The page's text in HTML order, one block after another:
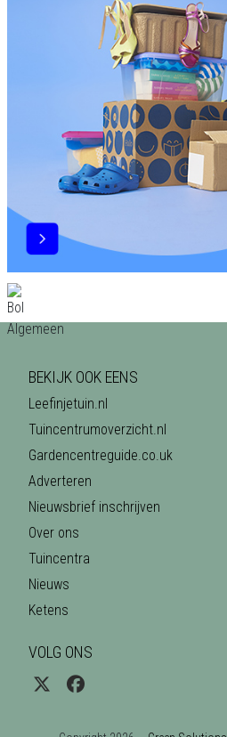
BEKIJK OOK EENS
Leefinjetuin.nl
Tuincentrumoverzicht.nl
Gardencentreguide.co.uk
Adverteren
Nieuwsbrief inschrijven
Over ons
Tuincentra
Nieuws
Ketens
VOLG ONS